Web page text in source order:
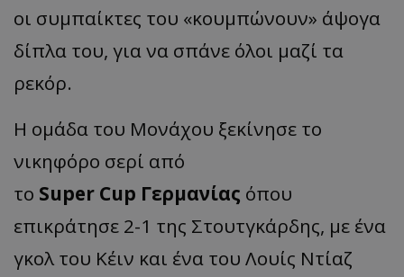
οι συμπαίκτες του «κουμπώνουν» άψογα
δίπλα του, για να σπάνε όλοι μαζί τα
ρεκόρ.
Η ομάδα του Μονάχου ξεκίνησε το
νικηφόρο σερί από
το Super Cup Γερμανίας όπου
επικράτησε 2-1 της Στουτγκάρδης, με ένα
γκολ του Κέιν και ένα του Λουίς Ντίαζ